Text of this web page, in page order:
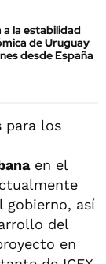
la estabilidad
de Uruguay
desde España
para los
en el
gobierno, así
del
en